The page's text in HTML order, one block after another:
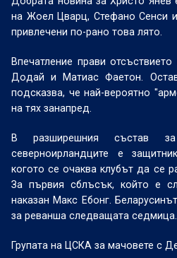
на Жоел Цварц, Стефано Сенси
привлечени по-рано това лято.
Впечатление прави
Додай и Матиас Фаетон.
подсказва, че най-вероятно
на тях занапред.
В разширешния състав
северноирландците е
когото се очаква клубът да се
За първия сблъсък, който е
наказан Макс Ебонг.
за реванша следващата седмица.
Групата на ЦСКА за мачовете с